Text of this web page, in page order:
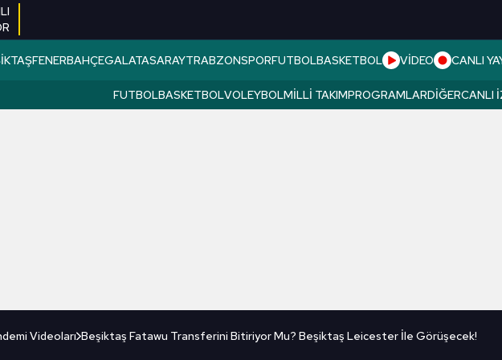
FENERBAHÇEGALATASARAYTRABZONSPORFUTBOLBASKETBOL VİDEO CANLI
FUTBOLBASKETBOLVOLEYBOLMILLI TAKIMPROGRAMLARDIĞERCANLI
Videoları Beşiktaş Fatawu Transferini Bitiriyor Mu? Beşiktaş Leicester İle Görüşecek!